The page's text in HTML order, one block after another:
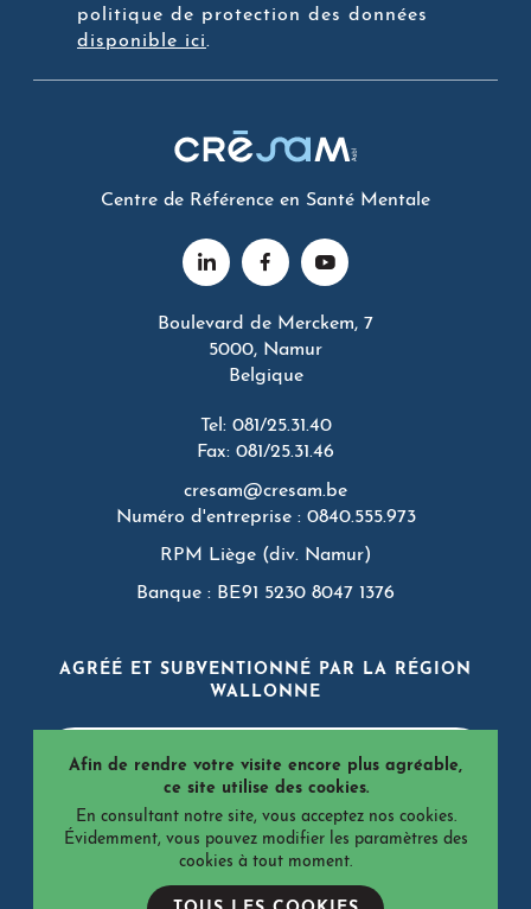
politique de protection des données
disponible ici.
Centre de Référence en Santé Mentale
Boulevard de Merckem, 7
5000, Namur
Belgique
Tel: 081/25.31.40
Fax: 081/25.31.46
cresam@cresam.be
Numéro d'entreprise : 0840.555.973
RPM Liège (div. Namur)
Banque : BE91 5230 8047 1376
AGRÉÉ ET SUBVENTIONNÉ PAR LA RÉGION
WALLONNE
Afin de rendre votre visite encore plus agréable,
ce site utilise des cookies.
En consultant notre site, vous acceptez nos cookies.
Évidemment, vous pouvez modifier les paramètres des
cookies à tout moment.